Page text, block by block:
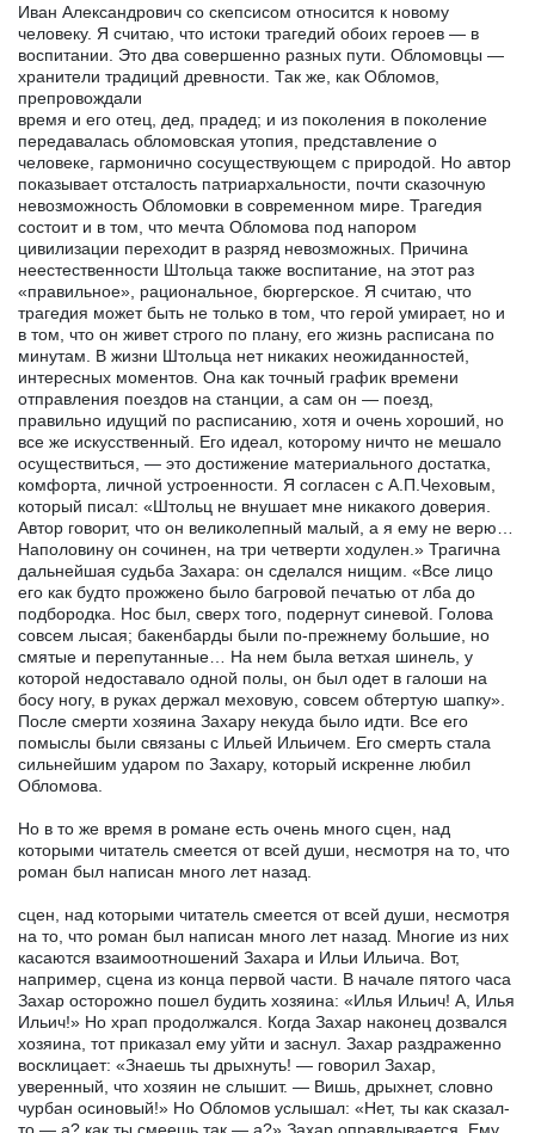
Иван Александрович со скепсисом относится к новому
человеку. Я считаю, что истоки трагедий обоих героев — в
воспитании. Это два совершенно разных пути. Обломовцы —
хранители традиций древности. Так же, как Обломов,
препровождали
время и его отец, дед, прадед; и из поколения в поколение
передавалась обломовская утопия, представление о
человеке, гармонично сосуществующем с природой. Но автор
показывает отсталость патриархальности, почти сказочную
невозможность Обломовки в современном мире. Трагедия
состоит и в том, что мечта Обломова под напором
цивилизации переходит в разряд невозможных. Причина
неестественности Штольца также воспитание, на этот раз
«правильное», рациональное, бюргерское. Я считаю, что
трагедия может быть не только в том, что герой умирает, но и
в том, что он живет строго по плану, его жизнь расписана по
минутам. В жизни Штольца нет никаких неожиданностей,
интересных моментов. Она как точный график времени
отправления поездов на станции, а сам он — поезд,
правильно идущий по расписанию, хотя и очень хороший, но
все же искусственный. Его идеал, которому ничто не мешало
осуществиться, — это достижение материального достатка,
комфорта, личной устроенности. Я согласен с А.П.Чеховым,
который писал: «Штольц не внушает мне никакого доверия.
Автор говорит, что он великолепный малый, а я ему не верю…
Наполовину он сочинен, на три четверти ходулен.» Трагична
дальнейшая судьба Захара: он сделался нищим. «Все лицо
его как будто прожжено было багровой печатью от лба до
подбородка. Нос был, сверх того, подернут синевой. Голова
совсем лысая; бакенбарды были по-прежнему большие, но
смятые и перепутанные… На нем была ветхая шинель, у
которой недоставало одной полы, он был одет в галоши на
босу ногу, в руках держал меховую, совсем обтертую шапку».
После смерти хозяина Захару некуда было идти. Все его
помыслы были связаны с Ильей Ильичем. Его смерть стала
сильнейшим ударом по Захару, который искренне любил
Обломова.
Но в то же время в романе есть очень много сцен, над
которыми читатель смеется от всей души, несмотря на тo, что
роман был написан много лет назад.
сцен, над которыми читатель смеется от всей души, несмотря
на тo, что роман был написан много лет назад. Многие из них
касаются взаимоотношений Захара и Ильи Ильича. Вот,
например, сцена из конца первой части. В начале пятого часа
Захар осторожно пошел будить хозяина: «Илья Ильич! А, Илья
Ильич!» Но храп продолжался. Когда Захар наконец дозвался
хозяина, тот приказал ему уйти и заснул. Захар раздраженно
восклицает: «Знаешь ты дрыхнуть! — говорил Захар,
уверенный, что хозяин не слышит. — Вишь, дрыхнет, словно
чурбан осиновый!» Но Обломов услышал: «Нет, ты как сказал-
то — а? как ты смеешь так — а?» Захар оправдывается. Ему